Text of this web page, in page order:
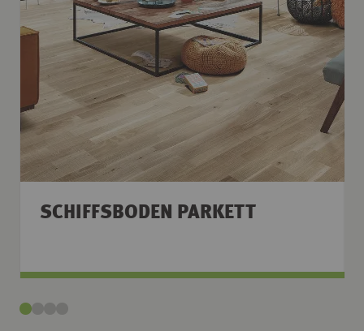
SCHIFFSBODEN PARKETT